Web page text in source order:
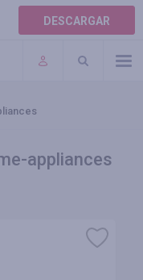
DESCARGAR
appliances